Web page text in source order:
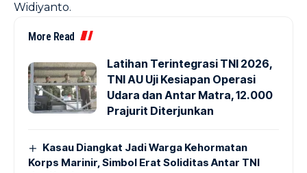
Widiyanto.
More Read
Latihan Terintegrasi TNI 2026,
TNI AU Uji Kesiapan Operasi
Udara dan Antar Matra, 12.000
Prajurit Diterjunkan
Kasau Diangkat Jadi Warga Kehormatan
Korps Marinir, Simbol Erat Soliditas Antar TNI